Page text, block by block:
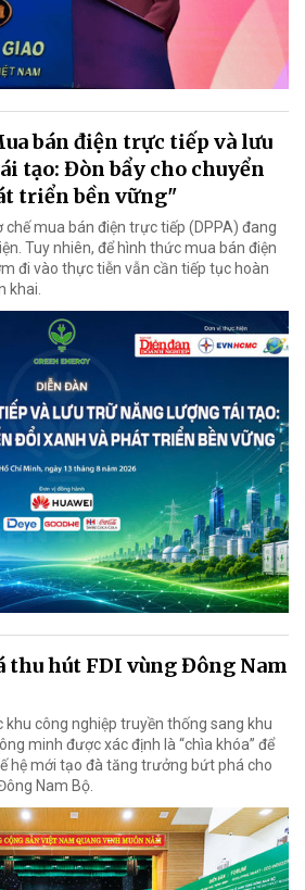
bán điện trực tiếp và lưu
tạo: Đòn bẩy cho chuyển
triển bền vững"
chế mua bán điện trực tiếp (DPPA) đang
Tuy nhiên, để hình thức mua bán điện
đi vào thực tiễn vẫn cần tiếp tục hoàn
khai.
thu hút FDI vùng Đông Nam
khu công nghiệp truyền thống sang khu
minh được xác định là “chìa khóa” để
hệ mới tạo đà tăng trưởng bứt phá cho
Nam Bộ.